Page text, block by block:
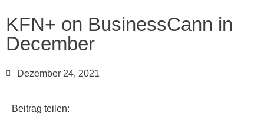
KFN+ on BusinessCann in
December
Dezember 24, 2021
Beitrag teilen: